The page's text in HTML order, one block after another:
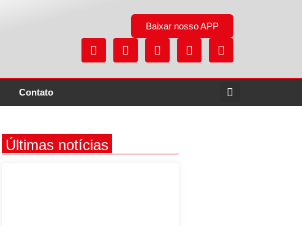
Baixar nosso APP
Contato
Últimas notícias